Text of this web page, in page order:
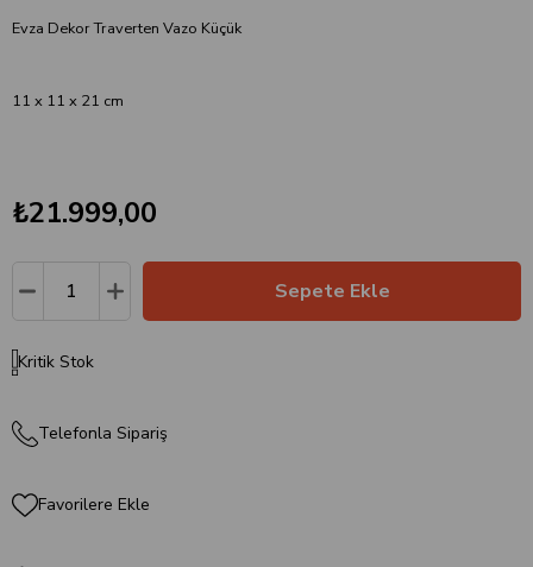
Evza Dekor Traverten Vazo Küçük
11 x 11 x 21 cm
₺21.999,00
Kritik Stok
Telefonla Sipariş
Favorilere Ekle